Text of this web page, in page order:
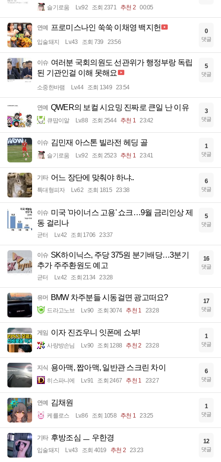
슬기로움 Lv.92 조회 2371 추천 2 00:05
연예 프로미스나인 쑥쑥 이채영 백지헌
입술돼지 Lv.43 조회 739 23:56
0
댓글
이슈 여러분 국회의원도 선관위가 행정부랑 독립
된 기관인걸 이해 못해요
소중한바램 Lv.44 조회 1349 23:54
5
댓글
연예 QWER의 보컬 시요밍 진짜로 큰일 난 이유
큐땁이알 Lv.88 조회 2544 추천 1 23:42
3
댓글
이슈 김민재 아스톤 빌라전 헤딩 골
슬기로움 Lv.92 조회 2523 추천 1 23:41
1
댓글
기타 어느 장단에 맞춰야 하냐..
특대형피자 Lv.62 조회 1815 23:38
6
댓글
이슈 미국 '마이너스 고용' 쇼크…9월 금리인상 제
동 걸리나
균터 Lv.42 조회 1706 23:37
5
댓글
이슈 SK하이닉스, 주당 375원 분기배당…3분기
추가 주주환원도 예고
균터 Lv.42 조회 2134 23:28
16
댓글
유머 BMW 차주분들 시동걸면 광고떠요?
드라고노브 Lv.90 조회 3074 추천 1 23:28
17
댓글
게임 이자 진죠우니 잇폰메 쇼부!
사랑방손님 Lv.90 조회 1288 추천 2 23:28
1
댓글
지식 용아맥, 짭아맥, 일반관 스크린 차이
히스파니에 Lv.91 조회 2467 추천 1 23:27
6
댓글
연예 김채원
케를로스 Lv.86 조회 1058 추천 1 23:25
1
댓글
기타 후방조심 ㅡ 우한경
입술돼지 Lv.43 조회 4019 추천 2 23:23
12
댓글